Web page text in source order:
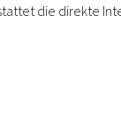
die direkte